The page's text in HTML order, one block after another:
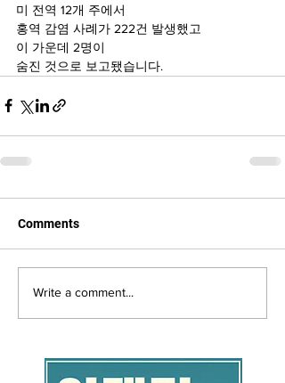
미 전역 12개 주에서
홍역 감염 사례가 222건 발생했고
이 가운데 2명이
숨진 것으로 보고됐습니다.
Comments
Write a comment...